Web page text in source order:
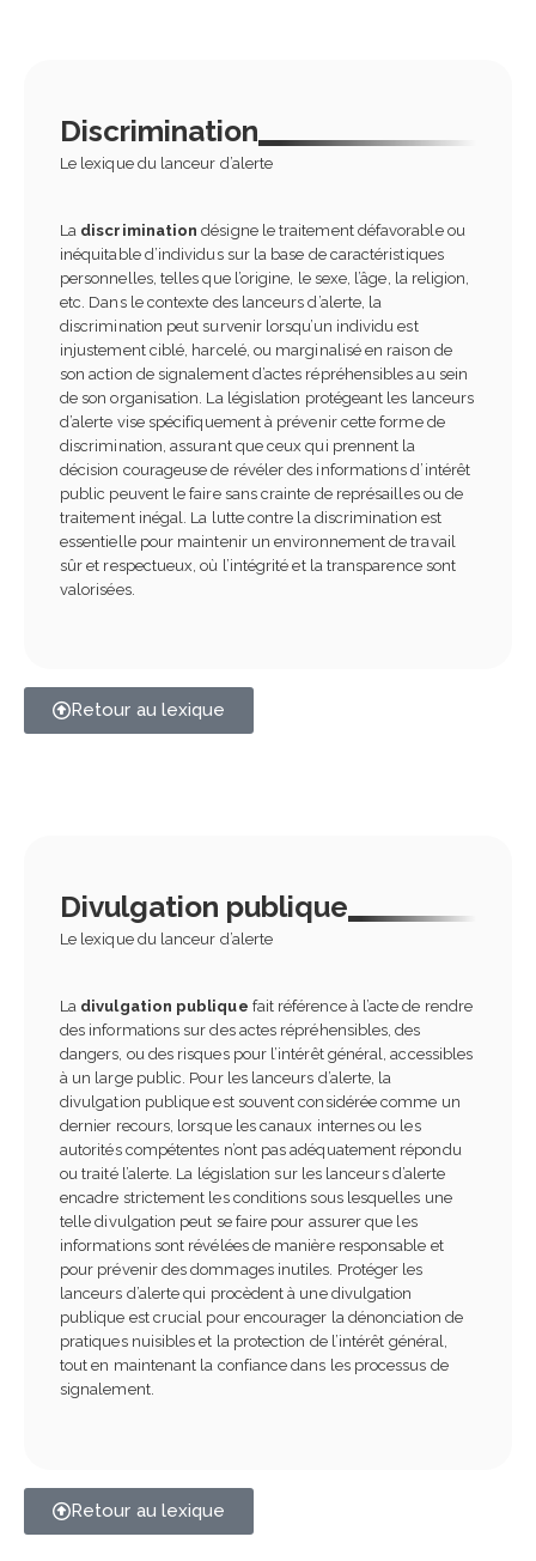
Discrimination
Le lexique du lanceur d’alerte
La discrimination désigne le traitement défavorable ou
inéquitable d’individus sur la base de caractéristiques
personnelles, telles que l’origine, le sexe, l’âge, la religion,
etc. Dans le contexte des lanceurs d’alerte, la
discrimination peut survenir lorsqu’un individu est
injustement ciblé, harcelé, ou marginalisé en raison de
son action de signalement d’actes répréhensibles au sein
de son organisation. La législation protégeant les lanceurs
d’alerte vise spécifiquement à prévenir cette forme de
discrimination, assurant que ceux qui prennent la
décision courageuse de révéler des informations d’intérêt
public peuvent le faire sans crainte de représailles ou de
traitement inégal. La lutte contre la discrimination est
essentielle pour maintenir un environnement de travail
sûr et respectueux, où l’intégrité et la transparence sont
valorisées.
Retour au lexique
Divulgation publique
Le lexique du lanceur d’alerte
La divulgation publique fait référence à l’acte de rendre
des informations sur des actes répréhensibles, des
dangers, ou des risques pour l’intérêt général, accessibles
à un large public. Pour les lanceurs d’alerte, la
divulgation publique est souvent considérée comme un
dernier recours, lorsque les canaux internes ou les
autorités compétentes n’ont pas adéquatement répondu
ou traité l’alerte. La législation sur les lanceurs d’alerte
encadre strictement les conditions sous lesquelles une
telle divulgation peut se faire pour assurer que les
informations sont révélées de manière responsable et
pour prévenir des dommages inutiles. Protéger les
lanceurs d’alerte qui procèdent à une divulgation
publique est crucial pour encourager la dénonciation de
pratiques nuisibles et la protection de l’intérêt général,
tout en maintenant la confiance dans les processus de
signalement.
Retour au lexique